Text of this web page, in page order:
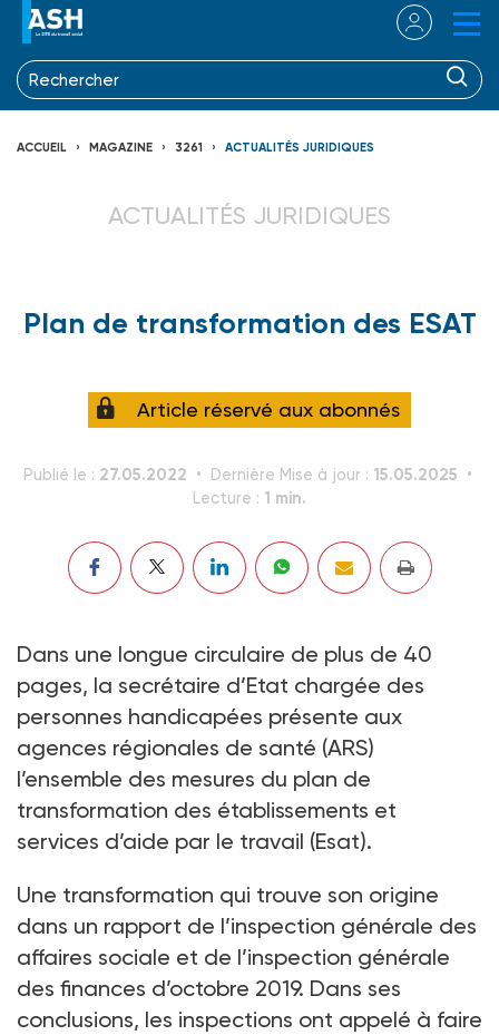
ACCUEIL MAGAZINE 3261 ACTUALITÉS JURIDIQUES
ACTUALITÉS JURIDIQUES
Plan de transformation des ESAT
Article réservé aux abonnés
Publié le : 27.05.2022 Dernière Mise à jour : 15.05.2025
Lecture : 1 min.
Dans une longue circulaire de plus de 40
pages, la secrétaire d’Etat chargée des
personnes handicapées présente aux
agences régionales de santé (ARS)
l’ensemble des mesures du plan de
transformation des établissements et
services d’aide par le travail (Esat).
Une transformation qui trouve son origine
dans un rapport de l’inspection générale des
affaires sociale et de l’inspection générale
des finances d’octobre 2019. Dans ses
conclusions, les inspections ont appelé à faire